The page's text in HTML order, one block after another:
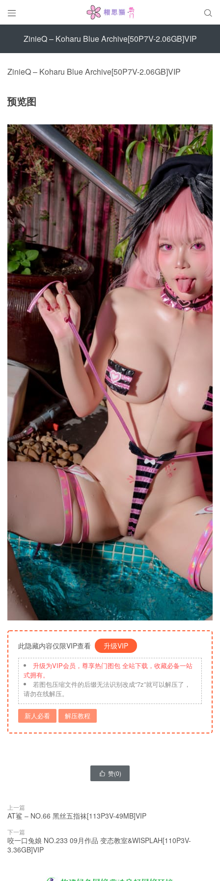
 
ZinieQ – Koharu Blue Archive[50P7V-2.06GB]VIP
ZinieQ – Koharu Blue Archive[50P7V-2.06GB]VIP
预览图
此隐藏内容仅限VIP查看 升级VIP
升级为VIP会员，尊享热门图包 全站下载，收藏必备一站
式拥有。
若图包压缩文件的后缀无法识别改成“7z”就可以解压了，
请勿在线解压。
新人必看 解压教程
 赞(0)
上一篇
AT鲨 – NO.66 黑丝五指袜[113P3V-49MB]VIP
下一篇
咬一口兔娘 NO.233 09月作品 变态教室&WISPLAH[110P3V-
3.36GB]VIP